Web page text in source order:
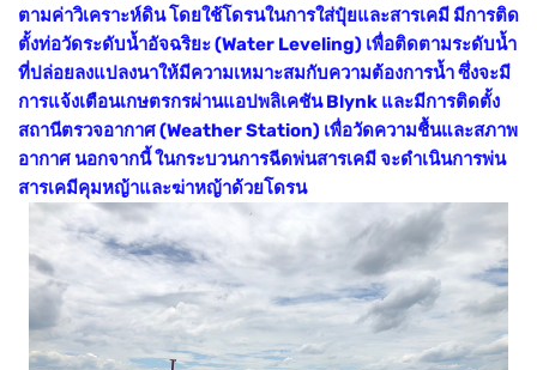
ตามค่าวิเคราะห์ดิน โดยใช้โดรนในการใส่ปุ๋ยและสารเคมี มีการติด
ตั้งท่อวัดระดับน้ำอัจฉริยะ (Water Leveling) เพื่อติดตามระดับน้ำ
ที่ปล่อยลงแปลงนาให้มีความเหมาะสมกับความต้องการน้ำ ซึ่งจะมี
การแจ้งเตือนเกษตรกรผ่านแอปพลิเคชัน Blynk และมีการติดตั้ง
สถานีตรวจอากาศ (Weather Station) เพื่อวัดความชื้นและสภาพ
อากาศ นอกจากนี้ ในกระบวนการฉีดพ่นสารเคมี จะดำเนินการพ่น
สารเคมีคุมหญ้าและฆ่าหญ้าด้วยโดรน